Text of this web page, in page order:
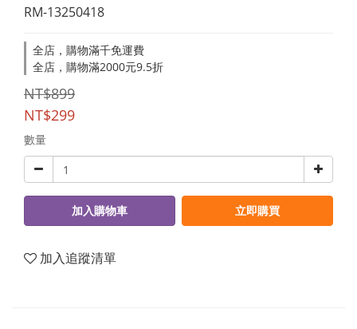
RM-13250418
全店，購物滿千免運費
全店，購物滿2000元9.5折
NT$899
NT$299
數量
加入購物車 立即購買
加入追蹤清單